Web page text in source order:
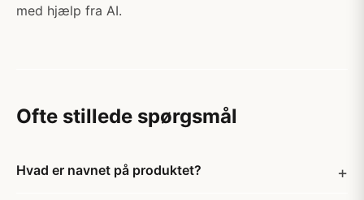
med hjælp fra AI.
Ofte stillede spørgsmål
Hvad er navnet på produktet?